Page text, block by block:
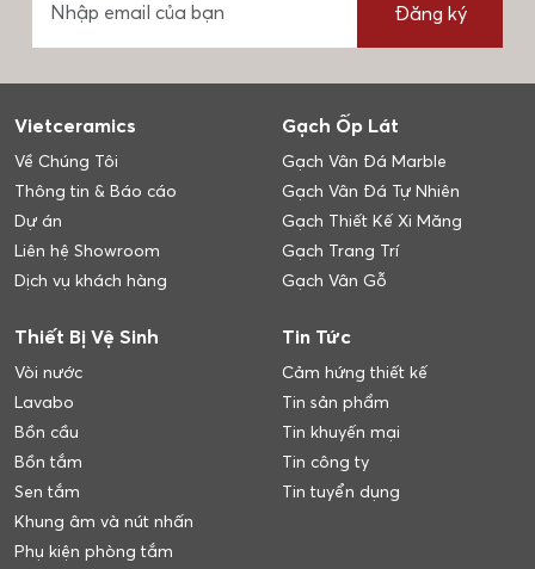
Đăng ký
Vietceramics
Về Chúng Tôi
Thông tin & Báo cáo
Dự án
Liên hệ Showroom
Dịch vụ khách hàng
Gạch Ốp Lát
Gạch Vân Đá Marble
Gạch Vân Đá Tự Nhiên
Gạch Thiết Kế Xi Măng
Gạch Trang Trí
Gạch Vân Gỗ
Thiết Bị Vệ Sinh
Vòi nước
Lavabo
Bồn cầu
Bồn tắm
Sen tắm
Khung âm và nút nhấn
Phụ kiện phòng tắm
Tin Tức
Cảm hứng thiết kế
Tin sản phẩm
Tin khuyến mại
Tin công ty
Tin tuyển dụng